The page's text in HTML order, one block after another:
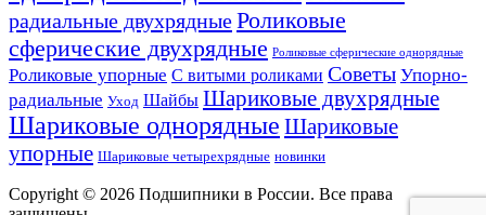
радиальные двухрядныеРоликовые
сферические двухрядные Роликовые сферические однорядные
Роликовые упорные С витыми роликами Советы Упорно-
радиальные Уход Шайбы Шариковые двухрядные
Шариковые однорядные Шариковые
упорные Шариковые четырехрядные новинки
Copyright © 2026 Подшипники в России. Все права